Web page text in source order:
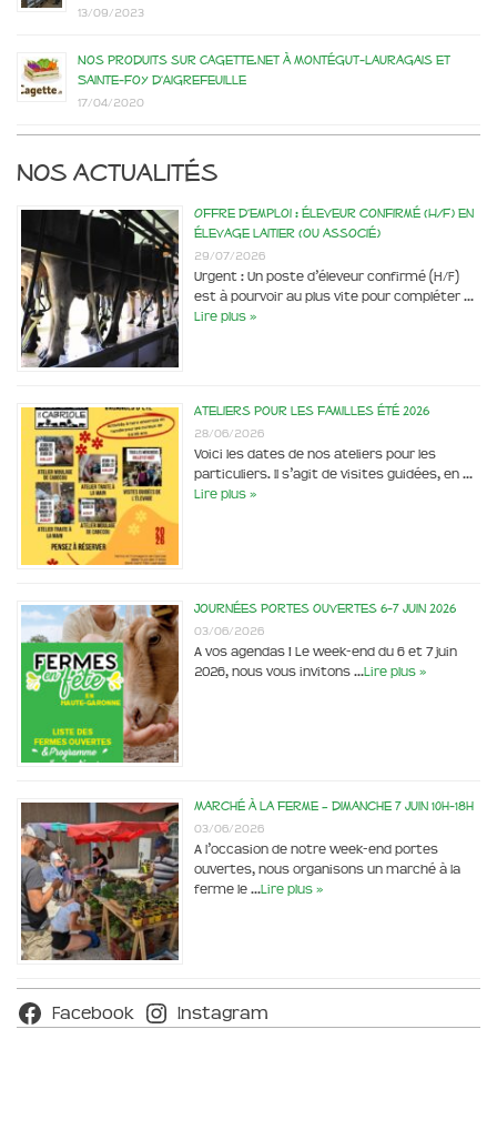
13/09/2023
Nos produits sur Cagette.net à Montégut-Lauragais et
Sainte-Foy d’Aigrefeuille
17/04/2020
Nos actualités
Offre d’emploi : éleveur confirmé (H/F) en
élevage laitier (ou associé)
29/07/2026
Urgent : Un poste d’éleveur confirmé (H/F)
est à pourvoir au plus vite pour compléter …
Lire plus »
Ateliers pour les familles été 2026
28/06/2026
Voici les dates de nos ateliers pour les
particuliers. Il s’agit de visites guidées, en …
Lire plus »
Journées portes ouvertes 6-7 juin 2026
03/06/2026
A vos agendas ! Le week-end du 6 et 7 juin
2026, nous vous invitons …Lire plus »
Marché à la ferme – dimanche 7 juin 10h-18h
03/06/2026
A l’occasion de notre week-end portes
ouvertes, nous organisons un marché à la
ferme le …Lire plus »
Facebook Instagram